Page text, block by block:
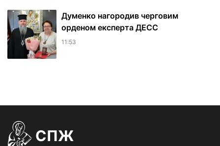
Думенко нагородив черговим
орденом експерта ДЕСС
11:53
СПЖ